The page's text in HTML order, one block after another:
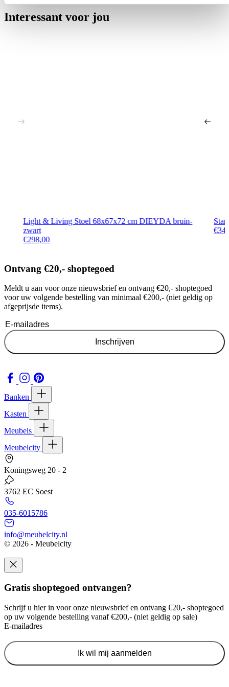
Interessant voor jou
Light & Living Stoel 68x67x72 cm DIEYDA bruin-
zwart
€298,00
€
Ontvang €20,- shoptegoed
Meldt u aan voor onze nieuwsbrief en ontvang €20,- shoptegoed
voor uw volgende bestelling van minimaal €200,- (niet geldig op
afgeprijsde items).
Inschrijven
Banken
Kasten
Meubels
Meubelcity
Koningsweg 20 - 2
3762 EC Soest
035-6015786
info@meubelcity.nl
© 2026 - Meubelcity
Gratis shoptegoed ontvangen?
Schrijf u hier in voor onze nieuwsbrief en ontvang €20,- shoptegoed
op uw volgende bestelling vanaf €200,- (niet geldig op sale)
E-mailadres
Ik wil mij aanmelden